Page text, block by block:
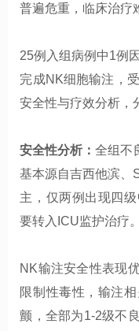
普遍危重，临床治疗
25例入组病例中1例
完成NK细胞输注，
安全性与疗效分析，
安全性分析：全组不
基本源自吉西他滨、
主，仅两例出现四
要转入ICU监护治疗。
NK输注安全性表现
限制性毒性，输注
颤，全部为1-2级不